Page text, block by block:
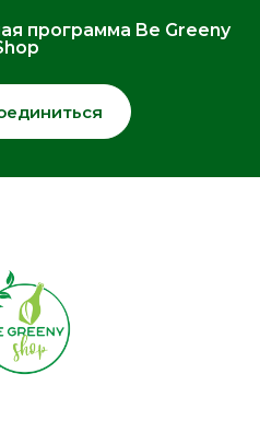
программа Be Greeny